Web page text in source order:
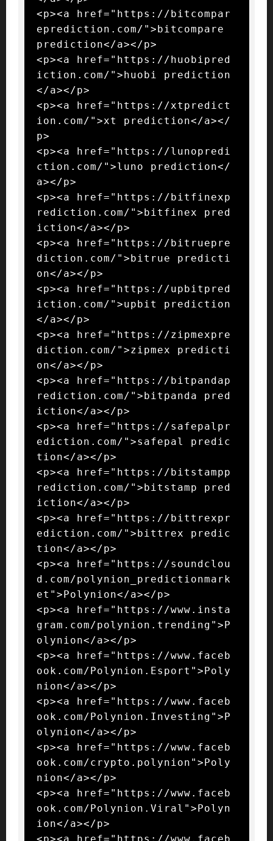
<p><a href="https://bitcompar
eprediction.com/">bitcompare
prediction</a></p>
<p><a href="https://huobipred
iction.com/">huobi prediction
</a></p>
<p><a href="https://xtpredict
ion.com/">xt prediction</a></
p>
<p><a href="https://lunopredi
ction.com/">luno prediction</
a></p>
<p><a href="https://bitfinexp
rediction.com/">bitfinex pred
iction</a></p>
<p><a href="https://bitruepre
diction.com/">bitrue predicti
on</a></p>
<p><a href="https://upbitpred
iction.com/">upbit prediction
</a></p>
<p><a href="https://zipmexpre
diction.com/">zipmex predicti
on</a></p>
<p><a href="https://bitpandap
rediction.com/">bitpanda pred
iction</a></p>
<p><a href="https://safepalpr
ediction.com/">safepal predic
tion</a></p>
<p><a href="https://bitstampp
rediction.com/">bitstamp pred
iction</a></p>
<p><a href="https://bittrexpr
ediction.com/">bittrex predic
tion</a></p>
<p><a href="https://soundclou
d.com/polynion_predictionmark
et">Polynion</a></p>
<p><a href="https://www.insta
gram.com/polynion.trending">P
olynion</a></p>
<p><a href="https://www.faceb
ook.com/Polynion.Esport">Poly
nion</a></p>
<p><a href="https://www.faceb
ook.com/Polynion.Investing">P
olynion</a></p>
<p><a href="https://www.faceb
ook.com/crypto.polynion">Poly
nion</a></p>
<p><a href="https://www.faceb
ook.com/Polynion.Viral">Polyn
ion</a></p>
<p><a href="https://www.faceb